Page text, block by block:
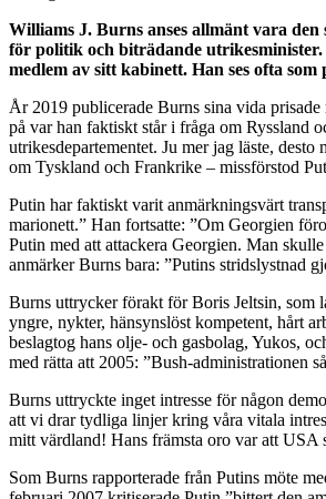
Williams J. Burns anses allmänt vara
för politik och biträdande
medlem av sitt kabinett. Han ses ofta
År 2019 publicerade Burns sina vida prisade
på var han faktiskt står i fråga om Ryssland
utrikesdepartementet. Ju mer jag läste,
om Tyskland och Frankrike – missförstod
Putin har faktiskt varit anmärkningsvärt
marionett.” Han fortsatte: ”Om Georgien
Putin med att attackera Georgien. Man
anmärker Burns bara: ”Putins stridslystnad
Burns uttrycker förakt för Boris Jeltsin, som
yngre, nykter, hänsynslöst kompetent, hårt
beslagtog hans olje- och gasbolag, Yukos,
med rätta att 2005: ”Bush-administrationen
Burns uttryckte inget intresse för någon
att vi drar tydliga linjer kring våra vitala
mitt värdland! Hans främsta oro var att USA
Som Burns rapporterade från Putins möte